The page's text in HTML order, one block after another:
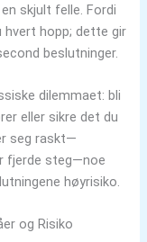
skjult felle. Fordi
hvert hopp; dette gir
beslutninger.
dilemmaet: bli
eller sikre det du
seg raskt—
fjerde steg—noe
høyrisiko.
og Risiko